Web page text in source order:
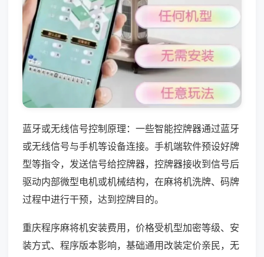
蓝牙或无线信号控制原理：一些智能控牌器通过蓝牙
或无线信号与手机等设备连接。手机端软件预设好牌
型等指令，发送信号给控牌器，控牌器接收到信号后
驱动内部微型电机或机械结构，在麻将机洗牌、码牌
过程中进行干预，达到控牌目的。
重庆程序麻将机安装费用，价格受机型加密等级、安
装方式、程序版本影响，基础通用改装定价亲民，无